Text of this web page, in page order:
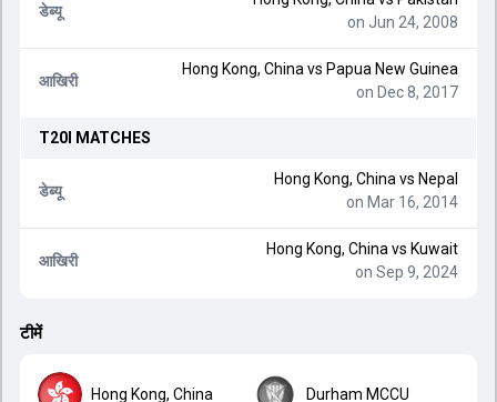
डेब्यू
on Jun 24, 2008
आखिरी
Hong Kong, China vs Papua New Guinea
on Dec 8, 2017
T20I MATCHES
डेब्यू
Hong Kong, China vs Nepal
on Mar 16, 2014
आखिरी
Hong Kong, China vs Kuwait
on Sep 9, 2024
टीमें
Hong Kong, China Durham MCCU